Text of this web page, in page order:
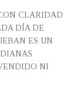
CLARIDAD
DÍA DE
ES UN
NI